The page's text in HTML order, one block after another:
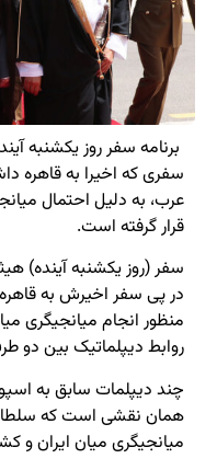
برنامه سفر روز یکشنبه
سفری که اخیرا به قاهره
عرب، به دلیل احتمال
قرار گرفته است.
سفر (روز یکشنبه آینده)
در پی سفر اخیرش به
منظور انجام میانجیگری
روابط دیپلماتیک بین دو
چند دیپلمات سابق به
همان نقشی است که
میانجیگری میان ایران و